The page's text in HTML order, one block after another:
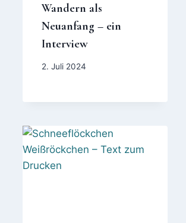
Wandern als
Neuanfang – ein
Interview
2. Juli 2024